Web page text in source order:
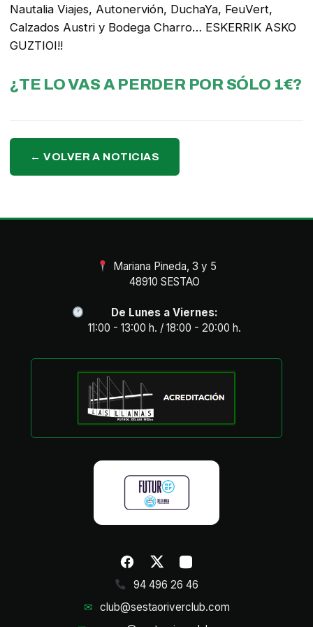
Nautalia Viajes, Autonervión, DuchaYa, FeuVert,
Calzados Austri y Bodega Charro… ESKERRIK ASKO
GUZTIOI!!
¿TE LO VAS A PERDER POR SÓLO 1€?
← VOLVER A NOTICIAS
Mariana Pineda, 3 y 5
48910 SESTAO
De Lunes a Viernes:
11:00 - 13:00 h. / 18:00 - 20:00 h.
94 496 26 46
✉ club@sestaoriverclub.com